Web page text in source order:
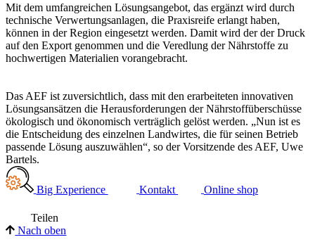
Mit dem umfangreichen Lösungsangebot, das ergänzt wird durch
technische Verwertungsanlagen, die Praxisreife erlangt haben,
können in der Region eingesetzt werden. Damit wird der der Druck
auf den Export genommen und die Veredlung der Nährstoffe zu
hochwertigen Materialien vorangebracht.
Das AEF ist zuversichtlich, dass mit den erarbeiteten innovativen
Lösungsansätzen die Herausforderungen der Nährstoffüberschüsse
ökologisch und ökonomisch verträglich gelöst werden. „Nun ist es
die Entscheidung des einzelnen Landwirtes, die für seinen Betrieb
passende Lösung auszuwählen“, so der Vorsitzende des AEF, Uwe
Bartels.
Big Experience Kontakt Online shop
Teilen
Nach oben